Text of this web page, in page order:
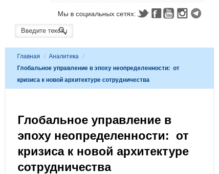
Мы в социальных сетях:
Главная / Аналитика /
Глобальное управление в эпоху неопределенности: от
кризиса к новой архитектуре сотрудничества
Глобальное управление в
эпоху неопределенности: от
кризиса к новой архитектуре
сотрудничества